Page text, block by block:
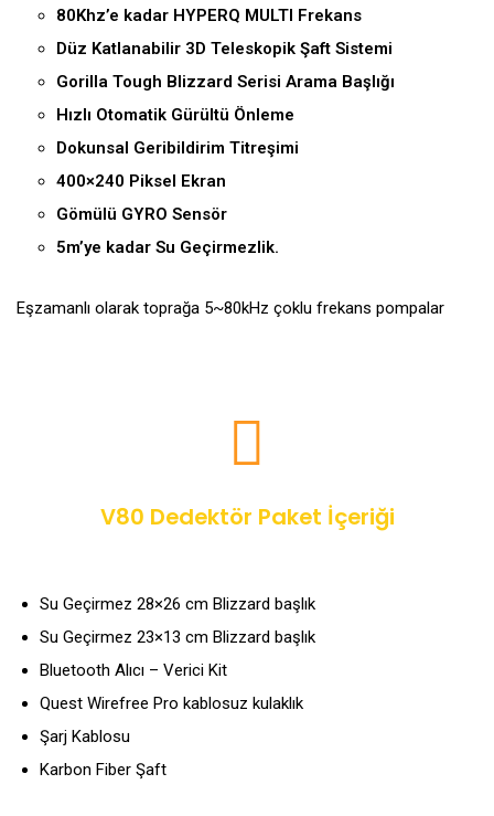
80Khz’e kadar HYPERQ MULTI Frekans
Düz Katlanabilir 3D Teleskopik Şaft Sistemi
Gorilla Tough Blizzard Serisi Arama Başlığı
Hızlı Otomatik Gürültü Önleme
Dokunsal Geribildirim Titreşimi
400×240 Piksel Ekran
Gömülü GYRO Sensör
5m’ye kadar Su Geçirmezlik.
Eşzamanlı olarak toprağa 5~80kHz çoklu frekans pompalar
V80 Dedektör Paket İçeriği
Su Geçirmez 28×26 cm Blizzard başlık
Su Geçirmez 23×13 cm Blizzard başlık
Bluetooth Alıcı – Verici Kit
Quest Wirefree Pro kablosuz kulaklık
Şarj Kablosu
Karbon Fiber Şaft